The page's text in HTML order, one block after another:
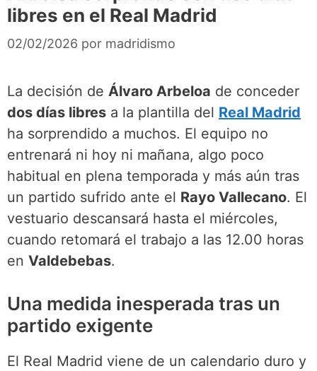
libres en el Real Madrid
02/02/2026 por madridismo
La decisión de Álvaro Arbeloa de conceder
dos días libres a la plantilla del Real Madrid
ha sorprendido a muchos. El equipo no
entrenará ni hoy ni mañana, algo poco
habitual en plena temporada y más aún tras
un partido sufrido ante el Rayo Vallecano. El
vestuario descansará hasta el miércoles,
cuando retomará el trabajo a las 12.00 horas
en Valdebebas.
Una medida inesperada tras un
partido exigente
El Real Madrid viene de un calendario duro y